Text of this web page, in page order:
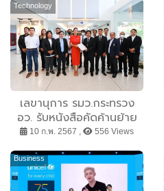
Technology
เลขานุการ รมว.กระทรวง
อว. รับหนังสือคัดค้านย้าย
พื้นที่อุเทนถวายจากตัวแทน
ข้อกฎหมาย ยึดประโยชน์
ของ นศ.เป็นหลัก
10 ก.พ. 2567 , 556 Views
Business